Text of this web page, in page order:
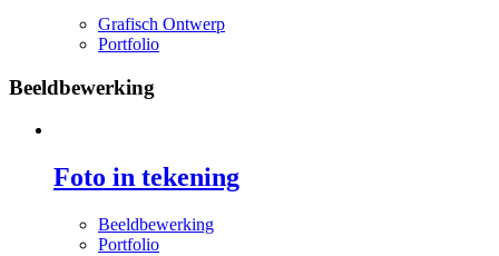
Grafisch Ontwerp
Portfolio
Beeldbewerking
Foto in tekening
Beeldbewerking
Portfolio